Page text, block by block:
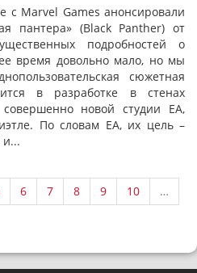
с Marvel Games анонсировали
пантера» (Black Panther) от
подробностей о
время довольно мало, но мы
сюжетная
в разработке в стенах
новой студии EA,
По словам EA, их цель –
6 7 8 9 10
…